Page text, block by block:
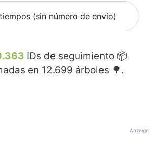
(sin número de envío)
IDs de seguimiento 📦
en 12.699 árboles 🌳.
Anzeige